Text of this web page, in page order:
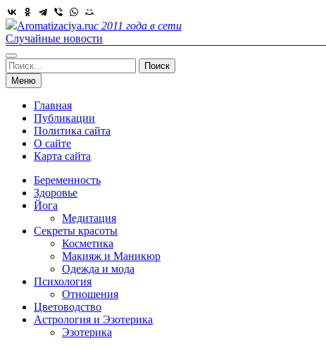
Skip
to
content
Aromatizaciya.ruс 2011 года в сети
Случайные новости
Найти:
Меню
Главная
Публикации
Политика сайта
О сайте
Карта сайта
Беременность
Здоровье
Йога
Медитация
Секреты красоты
Косметика
Макияж и Маникюр
Одежда и мода
Психология
Отношения
Цветоводство
Астрология и Эзотерика
Эзотерика